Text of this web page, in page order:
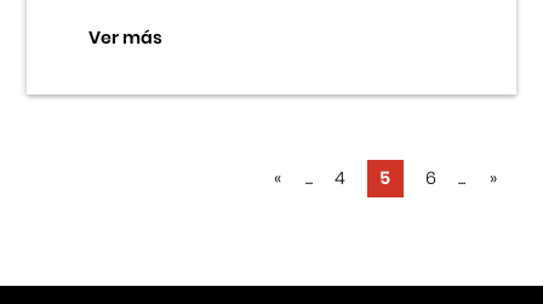
Ver más
« ... 4 5 6 ... »